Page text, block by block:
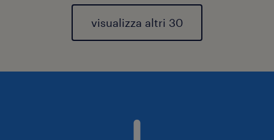
visualizza altri 30